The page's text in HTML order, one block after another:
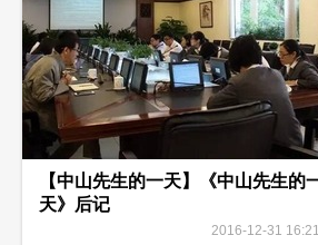
【中山先生的一天】《中山先生的
天》后记
2016-12-31